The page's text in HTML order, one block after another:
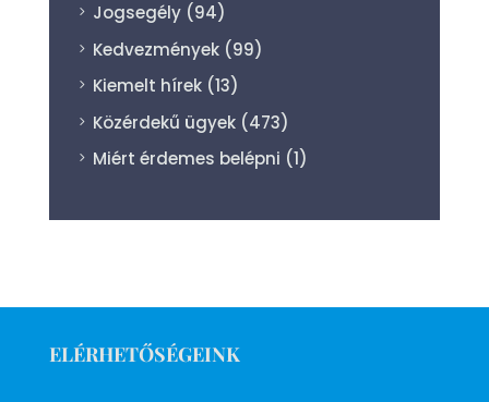
Jogsegély (94)
Kedvezmények (99)
Kiemelt hírek (13)
Közérdekű ügyek (473)
Miért érdemes belépni (1)
ELÉRHETŐSÉGEINK